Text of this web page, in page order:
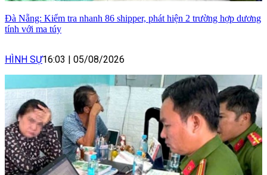
Đà Nẵng: Kiểm tra nhanh 86 shipper, phát hiện 2 trường hợp dương
tính với ma túy
HÌNH SỰ16:03 05/08/2026